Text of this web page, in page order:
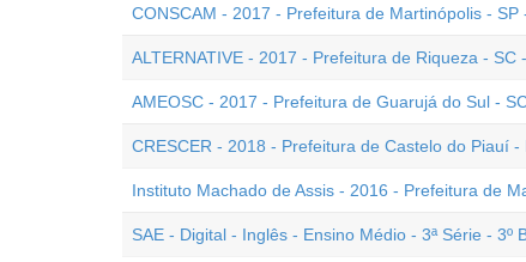
CONSCAM - 2017 - Prefeitura de Martinópolis -
ALTERNATIVE - 2017 - Prefeitura de Riqueza - SC
AMEOSC - 2017 - Prefeitura de Guarujá do Sul -
CRESCER - 2018 - Prefeitura de Castelo do Piauí
Instituto Machado de Assis - 2016 - Prefeitura de
SAE - Digital - Inglês - Ensino Médio - 3ª Série - 3º